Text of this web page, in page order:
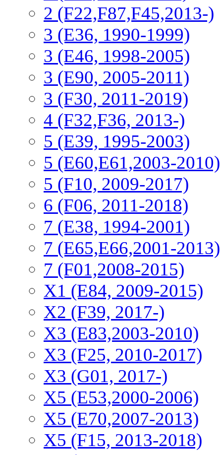
2 (F22,F87,F45,2013-)
3 (Е36, 1990-1999)
3 (E46, 1998-2005)
3 (E90, 2005-2011)
3 (F30, 2011-2019)
4 (F32,F36, 2013-)
5 (E39, 1995-2003)
5 (E60,E61,2003-2010)
5 (F10, 2009-2017)
6 (F06, 2011-2018)
7 (E38, 1994-2001)
7 (E65,E66,2001-2013)
7 (F01,2008-2015)
X1 (E84, 2009-2015)
Х2 (F39, 2017-)
X3 (E83,2003-2010)
X3 (F25, 2010-2017)
X3 (G01, 2017-)
X5 (E53,2000-2006)
X5 (E70,2007-2013)
X5 (F15, 2013-2018)